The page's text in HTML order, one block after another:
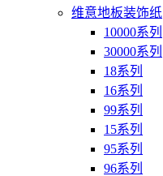
维意地板装饰纸
10000系列
30000系列
18系列
16系列
99系列
15系列
95系列
96系列